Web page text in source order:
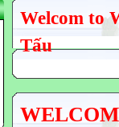
Welcom to
Tấu